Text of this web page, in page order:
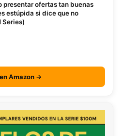
presentar ofertas tan buenas
estúpida si dice que no
Series)
Amazon →